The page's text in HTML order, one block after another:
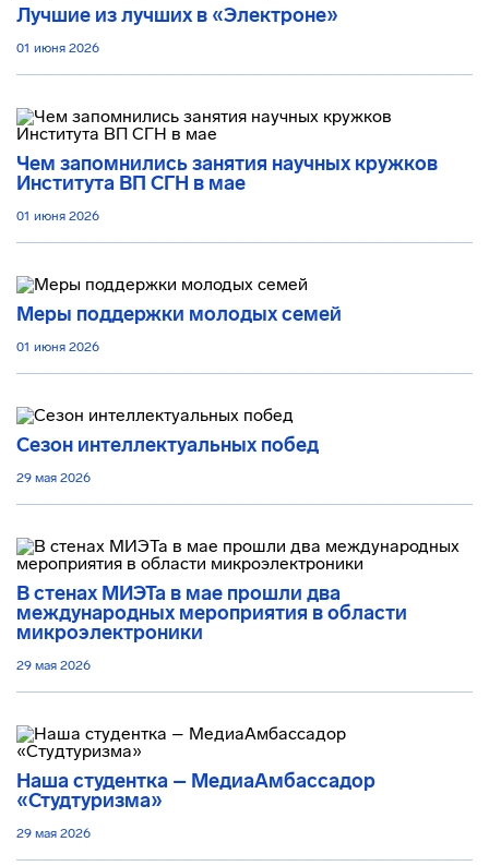
Лучшие из лучших в «Электроне»
01 июня 2026
Чем запомнились занятия научных кружков
Института ВП СГН в мае
01 июня 2026
Меры поддержки молодых семей
01 июня 2026
Сезон интеллектуальных побед
29 мая 2026
В стенах МИЭТа в мае прошли два
международных мероприятия в области
микроэлектроники
29 мая 2026
Наша студентка – МедиаАмбассадор
«Студтуризма»
29 мая 2026